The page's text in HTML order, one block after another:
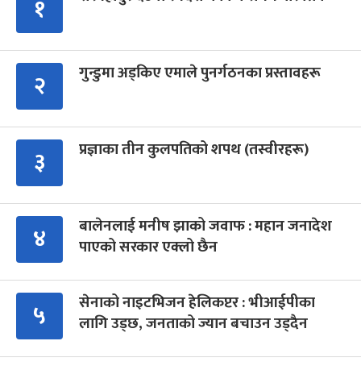
१
२ गुन्डुमा अड्किए एमाले पुनर्गठनका प्रस्तावहरू
३ प्रज्ञाका तीन कुलपतिको शपथ (तस्वीरहरू)
४
बालेनलाई मनीष झाको जवाफ : महान जनादेश
पाएको सरकार एक्लो छैन
५
सेनाको नाइटभिजन हेलिकप्टर : भीआईपीका
लागि उड्छ, जनताको ज्यान बचाउन उड्दैन